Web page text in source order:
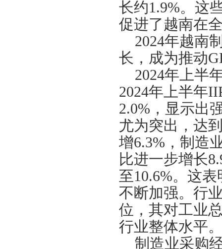
长约1.9%。这
促进了越南在
2024年越南
长，成为推动
2024年上半
2024年上半年
2.0%，显示出
尤为突出，达
增6.3%，制造
比进一步增长
至10.6%。这
不断加强。行
位，其对工业
行业整体水平
制造业采购